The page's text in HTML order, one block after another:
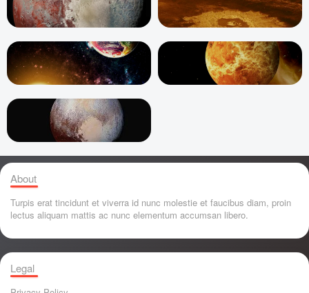
About
Turpis erat tincidunt et viverra id nunc molestie et faucibus diam, proin
lectus aliquam mattis ac nunc elementum accumsan libero.
Legal